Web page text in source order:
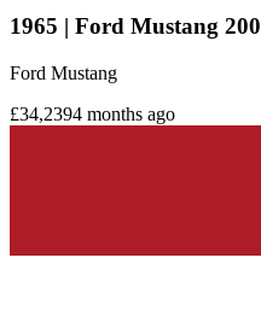
1965 | Ford Mustang 200
Ford Mustang
£34,2394 months ago